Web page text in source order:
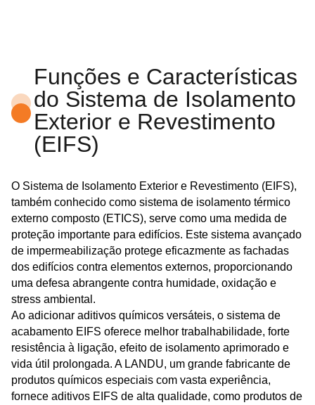
Funções e Características
do Sistema de Isolamento
Exterior e Revestimento
(EIFS)
O Sistema de Isolamento Exterior e Revestimento (EIFS),
também conhecido como sistema de isolamento térmico
externo composto (ETICS), serve como uma medida de
proteção importante para edifícios. Este sistema avançado
de impermeabilização protege eficazmente as fachadas
dos edifícios contra elementos externos, proporcionando
uma defesa abrangente contra humidade, oxidação e
stress ambiental.
Ao adicionar aditivos químicos versáteis, o sistema de
acabamento EIFS oferece melhor trabalhabilidade, forte
resistência à ligação, efeito de isolamento aprimorado e
vida útil prolongada. A LANDU, um grande fabricante de
produtos químicos especiais com vasta experiência,
fornece aditivos EIFS de alta qualidade, como produtos de